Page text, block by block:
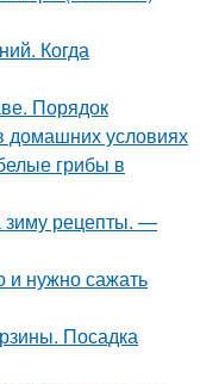
Когда
Порядок
домашних условиях
грибы в
зиму рецепты. —
и нужно сажать
Посадка